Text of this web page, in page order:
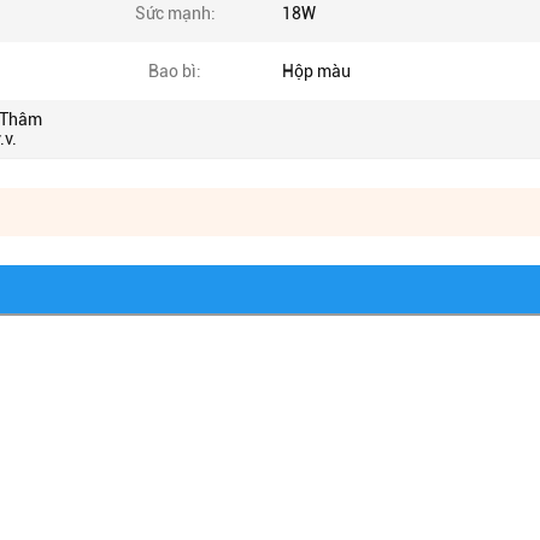
Sức mạnh: 18W
Bao bì: Hộp màu